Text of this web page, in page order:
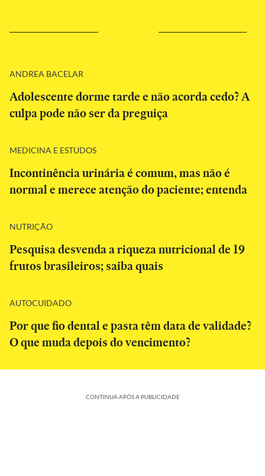
ANDREA BACELAR
Adolescente dorme tarde e não acorda cedo? A
culpa pode não ser da preguiça
MEDICINA E ESTUDOS
Incontinência urinária é comum, mas não é
normal e merece atenção do paciente; entenda
NUTRIÇÃO
Pesquisa desvenda a riqueza nutricional de 19
frutos brasileiros; saiba quais
AUTOCUIDADO
Por que fio dental e pasta têm data de validade?
O que muda depois do vencimento?
CONTINUA APÓS A PUBLICIDADE